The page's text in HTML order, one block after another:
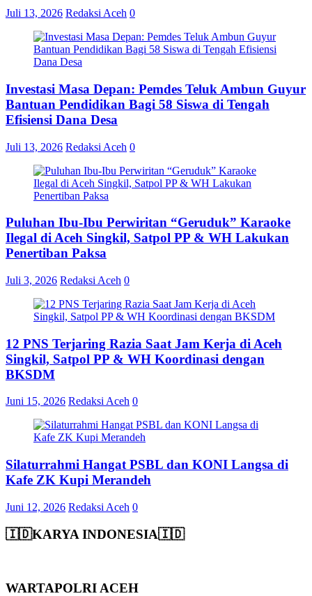
Juli 13, 2026 Redaksi Aceh 0
Investasi Masa Depan: Pemdes Teluk Ambun Guyur
Bantuan Pendidikan Bagi 58 Siswa di Tengah
Efisiensi Dana Desa
Juli 13, 2026 Redaksi Aceh 0
Puluhan Ibu-Ibu Perwiritan “Geruduk” Karaoke
Ilegal di Aceh Singkil, Satpol PP & WH Lakukan
Penertiban Paksa
Juli 3, 2026 Redaksi Aceh 0
12 PNS Terjaring Razia Saat Jam Kerja di Aceh
Singkil, Satpol PP & WH Koordinasi dengan
BKSDM
Juni 15, 2026 Redaksi Aceh 0
Silaturrahmi Hangat PSBL dan KONI Langsa di
Kafe ZK Kupi Merandeh
Juni 12, 2026 Redaksi Aceh 0
🇮🇩KARYA INDONESIA🇮🇩
WARTAPOLRI ACEH